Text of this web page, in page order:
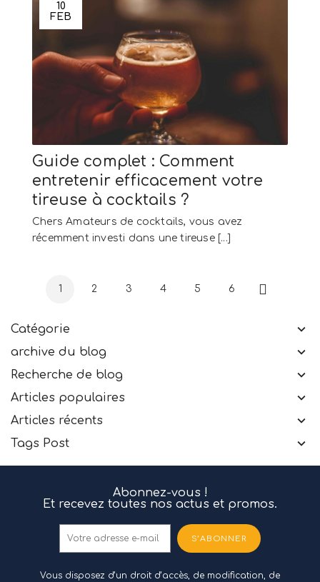
10
FEB
Guide complet : Comment
entretenir efficacement votre
tireuse à cocktails ?
Chers Amateurs de cocktails, vous avez
récemment investi dans une tireuse [...]
1 2 3 4 5 6
Suivant
Catégorie
archive du blog
Recherche de blog
Articles populaires
Articles récents
Tags Post
Abonnez-vous !
Et recevez toutes nos actus et promos.
S’ABONNER
Vous disposez d’un droit d’accès, de modification, de